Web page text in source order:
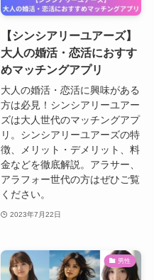
【シンシアリーユアーズ】
大人の婚活・恋活におすす
めマッチングアプリ
大人の婚活・恋活に興味がある
方は必見！シンシアリーユアー
ズは大人世代のマッチングアプ
リ。シンシアリーユアーズの特
徴、メリット・デメリット、料
金などを徹底解説。アラサー、
アラフォー世代の方はぜひご覧
ください。
2023年7月22日
男性